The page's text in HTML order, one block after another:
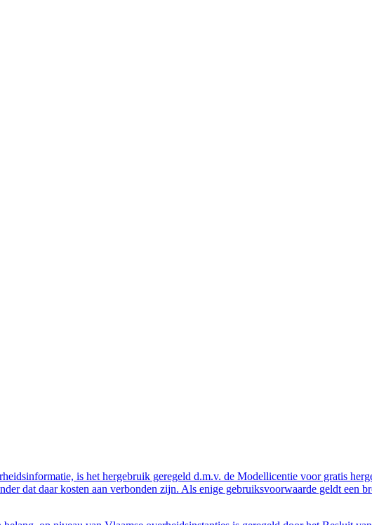
is het hergebruik geregeld d.m.v. de Modellicentie voor gratis
dat daar kosten aan verbonden zijn. Als enige gebruiksvoorwaarde geldt een